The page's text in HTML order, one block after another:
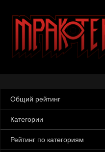
Общий рейтинг
Категории
Рейтинг по категориям